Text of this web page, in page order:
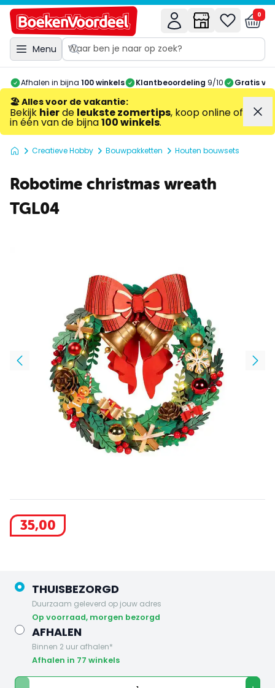
Menu
0
Afhalen in bijna 100 winkels Klantbeoordeling 9/10 Gratis
🏖️ Alles voor de vakantie:
Bekijk hierde leukste zomertips, koop online of
in één van de bijna100 winkels.
Creatieve Hobby Bouwpakketten Houten bouwsets
Robotime christmas wreath
TGL04
35,00
THUISBEZORGD
Duurzaam geleverd op jouw adres
op voorraad, morgen bezorgd
AFHALEN
Binnen 2 uur afhalen*
Afhalen in 77 winkels